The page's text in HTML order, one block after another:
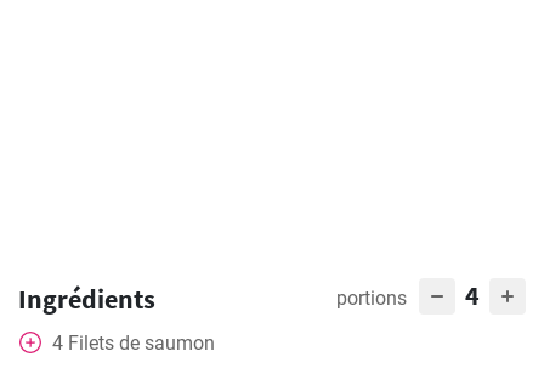
Ingrédients portions 4
4 Filets de saumon